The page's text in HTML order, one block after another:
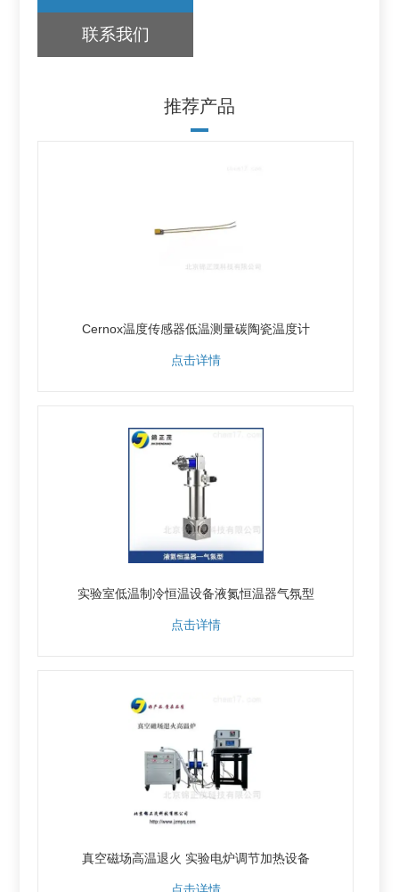
联系我们
推荐产品
Cernox温度传感器低温测量碳陶瓷温度计
点击详情
实验室低温制冷恒温设备液氮恒温器气氛型
点击详情
真空磁场高温退火 实验电炉调节加热设备